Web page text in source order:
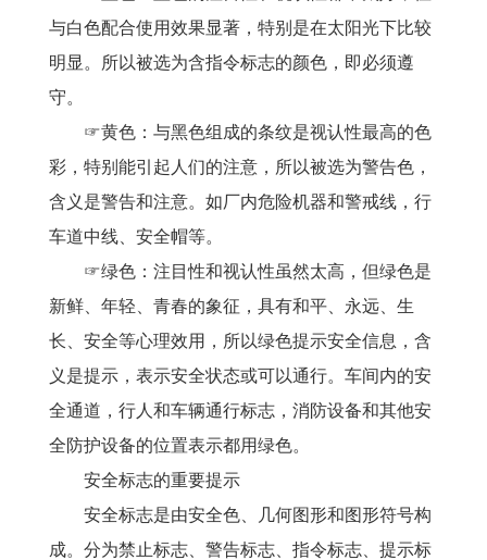
与白色配合使用效果显著，特别是在太阳光下比较
明显。所以被选为含指令标志的颜色，即必须遵
守。
☞黄色：与黑色组成的条纹是视认性最高的色
彩，特别能引起人们的注意，所以被选为警告色，
含义是警告和注意。如厂内危险机器和警戒线，行
车道中线、安全帽等。
☞绿色：注目性和视认性虽然太高，但绿色是
新鲜、年轻、青春的象征，具有和平、永远、生
长、安全等心理效用，所以绿色提示安全信息，含
义是提示，表示安全状态或可以通行。车间内的安
全通道，行人和车辆通行标志，消防设备和其他安
全防护设备的位置表示都用绿色。
安全标志的重要提示
安全标志是由安全色、几何图形和图形符号构
成。分为禁止标志、警告标志、指令标志、提示标